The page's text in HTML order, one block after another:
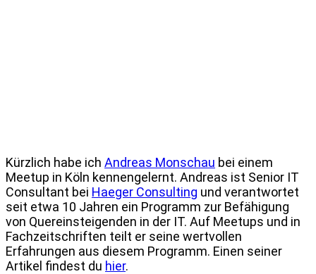
Kürzlich habe ich Andreas Monschau bei einem
Meetup in Köln kennengelernt. Andreas ist Senior IT
Consultant bei Haeger Consulting und verantwortet
seit etwa 10 Jahren ein Programm zur Befähigung
von Quereinsteigenden in der IT. Auf Meetups und in
Fachzeitschriften teilt er seine wertvollen
Erfahrungen aus diesem Programm. Einen seiner
Artikel findest du hier.